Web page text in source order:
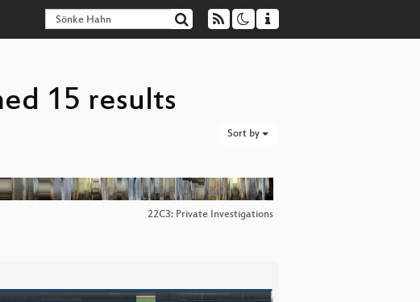
15 results
Sort by
22C3: Private Investigations